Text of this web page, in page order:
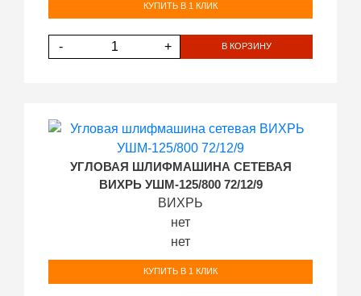
КУПИТЬ В 1 КЛИК
- + В КОРЗИНУ
УГЛОВАЯ ШЛИФМАШИНА СЕТЕВАЯ
ВИХРЬ УШМ-125/800 72/12/9
ВИХРЬ
нет
нет
КУПИТЬ В 1 КЛИК